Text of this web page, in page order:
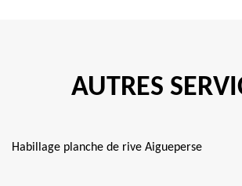
AUTRES
Habillage planche de rive Aigueperse